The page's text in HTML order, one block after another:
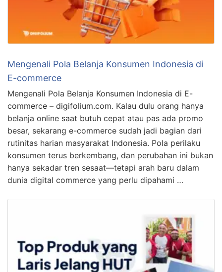
Mengenali Pola Belanja Konsumen Indonesia di
E-commerce
Mengenali Pola Belanja Konsumen Indonesia di E-
commerce – digifolium.com. Kalau dulu orang hanya
belanja online saat butuh cepat atau pas ada promo
besar, sekarang e-commerce sudah jadi bagian dari
rutinitas harian masyarakat Indonesia. Pola perilaku
konsumen terus berkembang, dan perubahan ini bukan
hanya sekadar tren sesaat—tetapi arah baru dalam
dunia digital commerce yang perlu dipahami …